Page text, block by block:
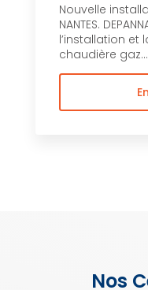
Nouvelle
NANTES.
l’installation et
chaudière
Nos